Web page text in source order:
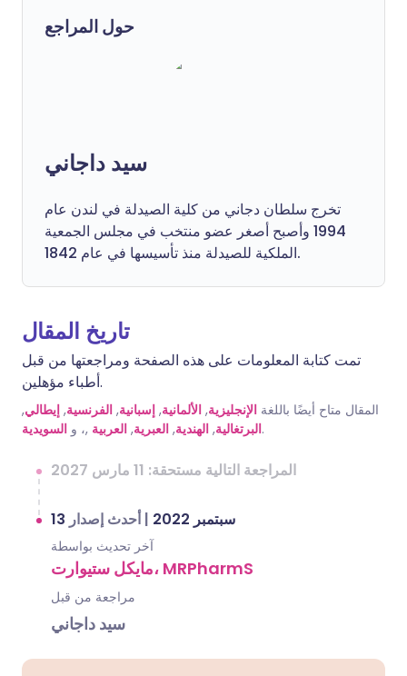
حول المراجع
سيد داجاني
تخرج سلطان دجاني من كلية الصيدلة في لندن عام
1994 وأصبح أصغر عضو منتخب في مجلس الجمعية
الملكية للصيدلة منذ تأسيسها في عام 1842.
تاريخ المقال
تمت كتابة المعلومات على هذه الصفحة ومراجعتها من قبل
أطباء مؤهلين.
المقال متاح أيضًا باللغة الإنجليزية, الألمانية, إسبانية, الفرنسية, إيطالي,
البرتغالية, الهندية, العبرية, العربية ,، و السويدية .
المراجعة التالية مستحقة: 11 مارس 2027
13 سبتمبر 2022 |أحدث إصدار
آخر تحديث بواسطة
مايكل ستيوارت، MRPharmS
مراجعة من قبل
سيد داجاني